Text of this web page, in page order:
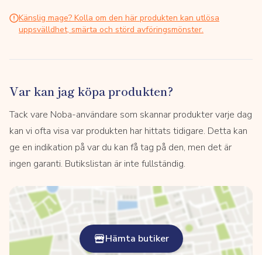
Känslig mage? Kolla om den här produkten kan utlösa
uppsvälldhet, smärta och störd avföringsmönster.
Var kan jag köpa produkten?
Tack vare Noba-användare som skannar produkter varje dag
kan vi ofta visa var produkten har hittats tidigare. Detta kan
ge en indikation på var du kan få tag på den, men det är
ingen garanti. Butikslistan är inte fullständig.
Hämta butiker